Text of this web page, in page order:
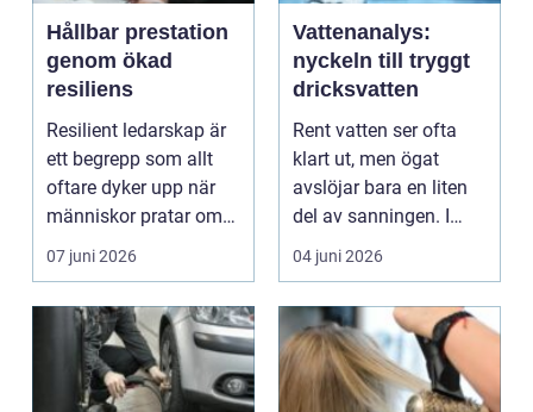
Hållbar prestation
genom ökad
resiliens
Resilient ledarskap är
ett begrepp som allt
oftare dyker upp när
människor pratar om
...
07 juni 2026
Vattenanalys:
nyckeln till tryggt
dricksvatten
Rent vatten ser ofta
klart ut, men ögat
avslöjar bara en liten
del av sanningen. I
bå...
04 juni 2026